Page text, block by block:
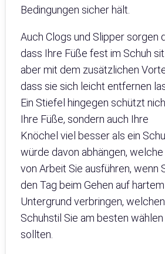
Bedingungen sicher hält.
Auch Clogs und Slipper sorgen
dass Ihre Füße fest im Schuh
aber mit dem zusätzlichen
dass sie sich leicht entfernen
Ein Stiefel hingegen schützt
Ihre Füße, sondern auch Ihre
Knöchel viel besser als ein
würde davon abhängen,
von Arbeit Sie ausführen, wenn
den Tag beim Gehen auf hartem
Untergrund verbringen, welchen
Schuhstil Sie am besten wählen
sollten.